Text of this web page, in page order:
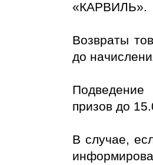
«КАРВИЛЬ».
Возвраты
до
призов до
В случае,